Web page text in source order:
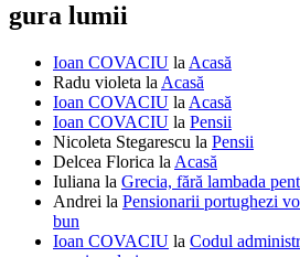
gura lumii
Ioan COVACIU la Acasă
Radu violeta la Acasă
Ioan COVACIU la Acasă
Ioan COVACIU la Pensii
Nicoleta Stegarescu la Pensii
Delcea Florica la Acasă
Iuliana la Grecia, fără lambada
Andrei la Pensionarii portughezi
bun
Ioan COVACIU la Codul